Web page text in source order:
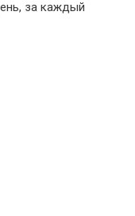
за каждый